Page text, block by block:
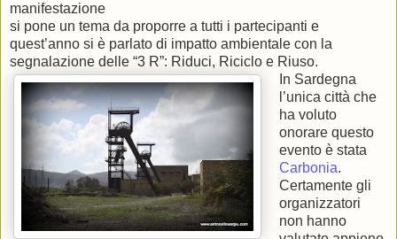
manifestazione
si pone un tema da proporre a tutti i partecipanti e
quest’anno si è parlato di impatto ambientale con la
segnalazione delle “3 R”: Riduci, Riciclo e Riuso.
In Sardegna
l’unica città che
ha voluto
onorare questo
evento è stata
Carbonia.
Certamente gli
organizzatori
non hanno